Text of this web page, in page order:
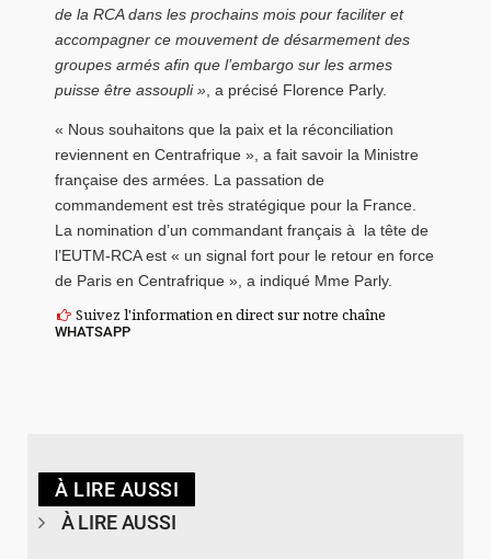
de la RCA dans les prochains mois pour faciliter et
accompagner ce mouvement de désarmement des
groupes armés afin que l’embargo sur les armes
puisse être assoupli », a précisé Florence Parly.
« Nous souhaitons que la paix et la réconciliation
reviennent en Centrafrique », a fait savoir la Ministre
française des armées. La passation de
commandement est très stratégique pour la France.
La nomination d’un commandant français à la tête de
l’EUTM-RCA est « un signal fort pour le retour en force
de Paris en Centrafrique », a indiqué Mme Parly.
Suivez l'information en direct sur notre chaîne
WHATSAPP
À LIRE AUSSI
À LIRE AUSSI